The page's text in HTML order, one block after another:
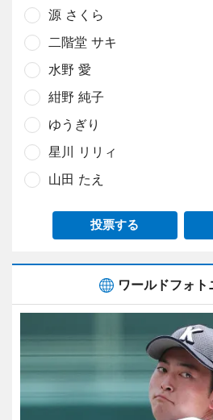
源 さくら
二階堂 サキ
水野 愛
紺野 純子
ゆうぎり
星川 リリィ
山田 たえ
投票する
ワールドフォト